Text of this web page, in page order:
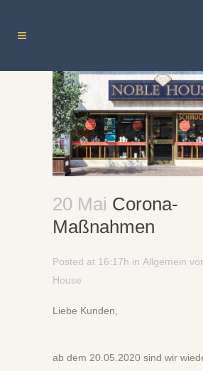
20 Mai Corona-
Maßnahmen
Posted at 16:17h in Allgemein
House
Liebe Kunden,
ab dem 20.05.2020 sind wir